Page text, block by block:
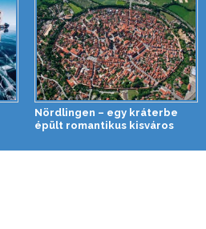
Nördlingen – egy kráterbe
épült romantikus kisváros